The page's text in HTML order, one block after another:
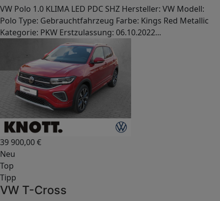
VW Polo 1.0 KLIMA LED PDC SHZ Hersteller: VW Modell:
Polo Type: Gebrauchtfahrzeug Farbe: Kings Red Metallic
Kategorie: PKW Erstzulassung: 06.10.2022...
39 900,00€
Neu
Top
Tipp
VW T-Cross